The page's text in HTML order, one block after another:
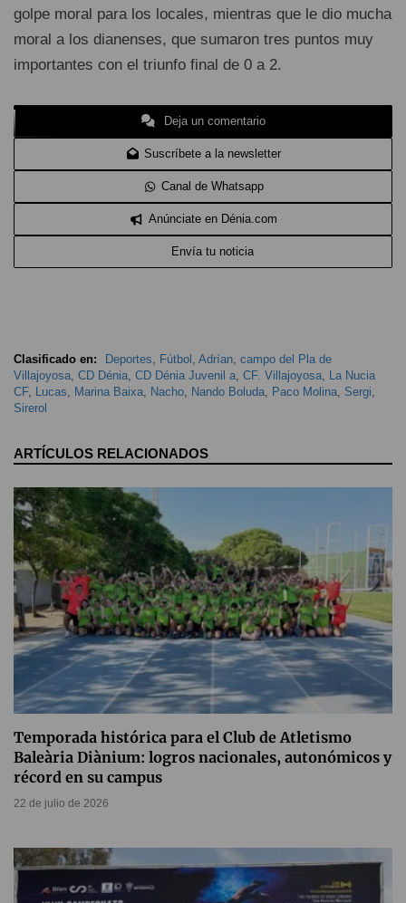
golpe moral para los locales, mientras que le dio mucha
moral a los dianenses, que sumaron tres puntos muy
importantes con el triunfo final de 0 a 2.
Deja un comentario
Suscríbete a la newsletter
Canal de Whatsapp
Anúnciate en Dénia.com
Envía tu noticia
Clasificado en: Deportes, Fútbol , Adrían, campo del Pla de
Villajoyosa, CD Dénia, CD Dénia Juvenil a, CF. Villajoyosa, La Nucia
CF, Lucas, Marina Baixa, Nacho, Nando Boluda, Paco Molina, Sergi,
Sirerol
ARTÍCULOS RELACIONADOS
Temporada histórica para el Club de Atletismo
Baleària Diànium: logros nacionales, autonómicos y
récord en su campus
22 de julio de 2026